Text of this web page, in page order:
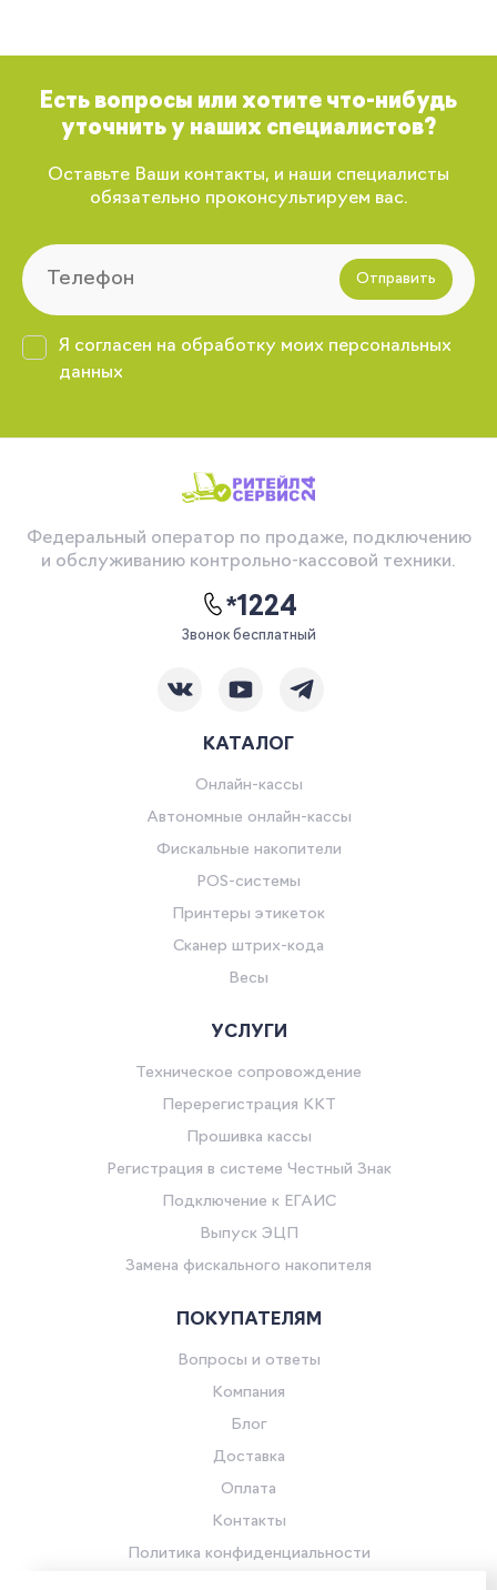
Есть вопросы или хотите что-нибудь
уточнить у наших специалистов?
Оставьте Ваши контакты, и наши специалисты
обязательно проконсультируем вас.
Отправить
Я согласен на обработку моих персональных
данных
Федеральный оператор по продаже, подключению
и обслуживанию контрольно-кассовой техники.
*1224
Звонок бесплатный
КАТАЛОГ
Онлайн-кассы
Автономные онлайн-кассы
Фискальные накопители
POS-системы
Принтеры этикеток
Сканер штрих-кода
Весы
УСЛУГИ
Техническое сопровождение
Перерегистрация ККТ
Прошивка кассы
Регистрация в системе Честный Знак
Подключение к ЕГАИС
Выпуск ЭЦП
Замена фискального накопителя
ПОКУПАТЕЛЯМ
Вопросы и ответы
Компания
Блог
Доставка
Оплата
Контакты
Политика конфиденциальности